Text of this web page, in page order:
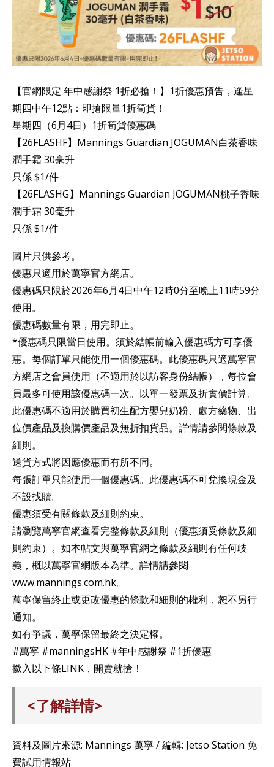
【官網限定 年中感謝祭 1折必搶！】1折優惠預告，逢星
期四中午12點：即搶限量1折筍貨！
星期四（6月4日）1折筍貨優惠碼
【26FLASHF】Mannings Guardian JOGUMAN白茶香味
潤手霜 30毫升
只係 $1/件
【26FLASHG】Mannings Guardian JOGUMAN桃子香味
潤手霜 30毫升
只係 $1/件
圖片只供參考。
優惠只適用於萬寧官方網店。
優惠碼只限於2026年6月4日中午12時0分至晚上11時59分
使用。
優惠碼數量有限，用完即止。
*優惠碼只限當日使用。須於結帳前輸入優惠碼方可享優
惠。每個訂單只能使用一個優惠碼。此優惠碼只適萬寧官
方網店之會員使用（不適用於以訪客身份結帳），每位會
員最多可使用該優惠碼一次。以單一發票及折實價計算。
此優惠碼不適用於購買初生配方嬰兒奶粉、處方藥物、出
位價產品及換購價產品及無折扣貨品。詳情請參閱條款及
細則。
送貨方式將因應優惠而有所不同。
每張訂單只能使用一個優惠碼。此優惠碼不可兌換現金及
不設找贖。
優惠須受有關條款及細則約束。
請瀏覽萬寧官網查看完整條款及細則（優惠須受條款及細
則約束）。如本帖文與萬寧官網之條款及細則有任何歧
義，概以萬寧官網版本為準。詳情請參閱
www.mannings.com.hk。
萬寧保留終止或更改優惠的條款和細則的權利，恕不另行
通知。
如有爭議，萬寧保留最終之決定權。
#萬寧 #manningsHK #年中感謝祭 #1折優惠
撳入以下條LINK，開賣就搶！
<了解詳情>
資料及圖片來源: Mannings 萬寧 / 編輯: Jetso Station 免
費試用情報站